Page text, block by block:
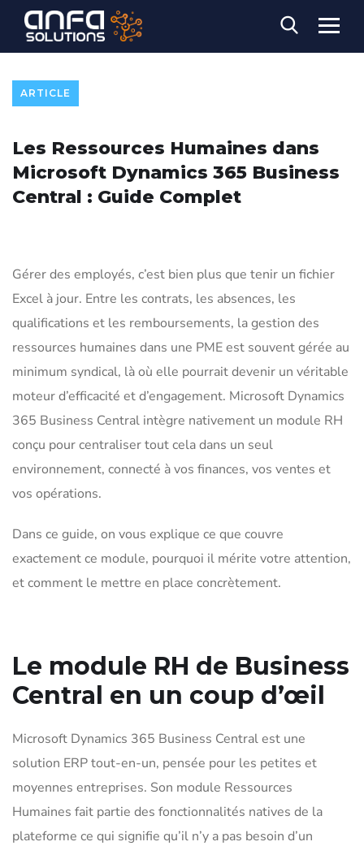
ARTICLE
Les Ressources Humaines dans
Microsoft Dynamics 365 Business
Central : Guide Complet
Gérer des employés, c’est bien plus que tenir un fichier
Excel à jour. Entre les contrats, les absences, les
qualifications et les remboursements, la gestion des
ressources humaines dans une PME est souvent gérée au
minimum syndical, là où elle pourrait devenir un véritable
moteur d’efficacité et d’engagement. Microsoft Dynamics
365 Business Central intègre nativement un module RH
conçu pour centraliser tout cela dans un seul
environnement, connecté à vos finances, vos ventes et
vos opérations.
Dans ce guide, on vous explique ce que couvre
exactement ce module, pourquoi il mérite votre attention,
et comment le mettre en place concrètement.
Le module RH de Business
Central en un coup d’œil
Microsoft Dynamics 365 Business Central est une
solution ERP tout-en-un, pensée pour les petites et
moyennes entreprises. Son module Ressources
Humaines fait partie des fonctionnalités natives de la
plateforme ce qui signifie qu’il n’y a pas besoin d’un